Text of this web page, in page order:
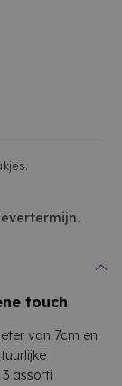
touch
van 7cm en
assorti